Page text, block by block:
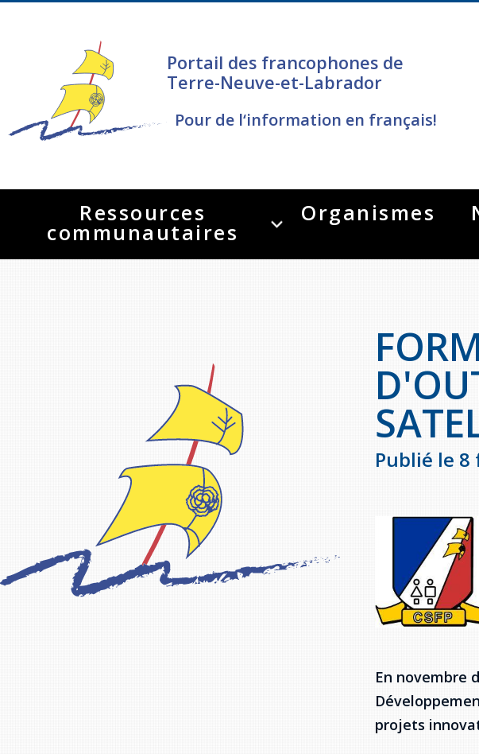
Portail des francophones de
Terre-Neuve-et-Labrador
Pour de l‘information en français!
Ressources
communautaires
Organismes
Publié le 8
En novembre
projets